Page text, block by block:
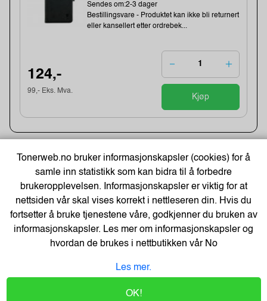
Kjøpshjelp
Man - Fre 09:00 - 17:00
400 22 111
Post@tonerweb.no
UKENS TILBUD!
Sendes om:2-3 dager
Bestillingsvare - Produktet kan ikke bli returnert
eller kansellert etter ordrebek...
124,-
99,- Eks. Mva.
Kjøp
Tonerweb.no bruker informasjonskapsler (cookies) for å
samle inn statistikk som kan bidra til å forbedre
brukeropplevelsen. Informasjonskapsler er viktig for at
nettsiden vår skal vises korrekt i nettleseren din. Hvis du
fortsetter å bruke tjenestene våre, godkjenner du bruken av
informasjonskapsler. Les mer om informasjonskapsler og
hvordan de brukes i nettbutikken vårNo
Les mer.
OK!